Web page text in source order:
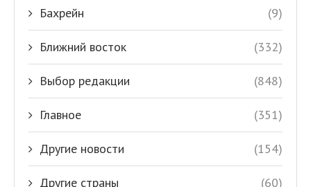
Бахрейн (9)
Ближний восток (332)
Выбор редакции (848)
Главное (351)
Другие новости (154)
Другие страны (60)